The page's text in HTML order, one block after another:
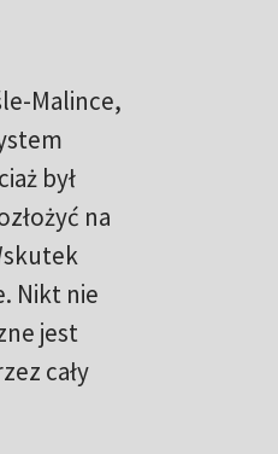
Malince,
był
na
Nikt nie
jest
cały